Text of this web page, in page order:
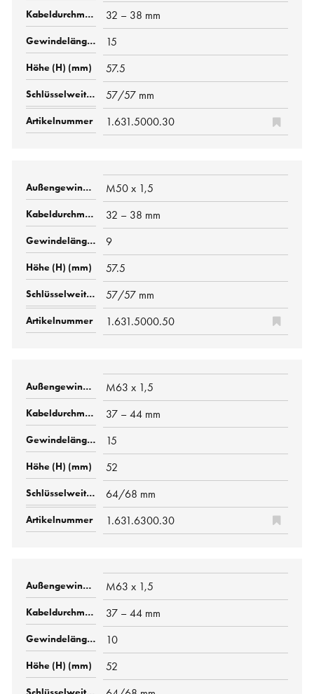
32 – 38 mm
15
57.5
57/57 mm
1.631.5000.30
M50 x 1,5
32 – 38 mm
9
57.5
57/57 mm
1.631.5000.50
M63 x 1,5
37 – 44 mm
15
52
64/68 mm
1.631.6300.30
M63 x 1,5
37 – 44 mm
10
52